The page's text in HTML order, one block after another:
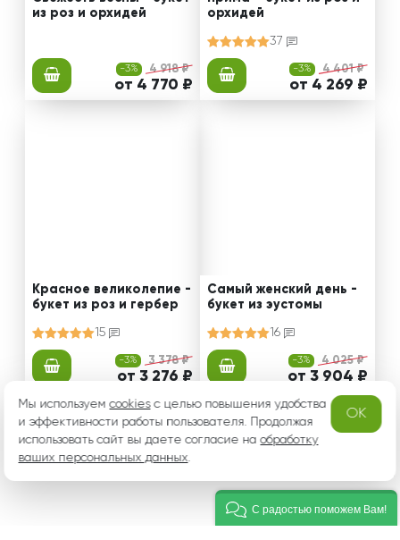
из роз и орхидей
-3% 4 918 ₽
от 4 770 ₽
орхидей
37
-3% 4 401 ₽
от 4 269 ₽
Красное великолепие -
букет из роз и гербер
15
-3% 3 378 ₽
от 3 276 ₽
Самый женский день -
букет из эустомы
16
-3% 4 025 ₽
от 3 904 ₽
Мы используемcookiesс целью повышения удобства
и эффективности работы пользователя. Продолжая
использовать сайт вы даете согласие наобработку
ваших персональных данных.
OK
С радостью поможем Вам!